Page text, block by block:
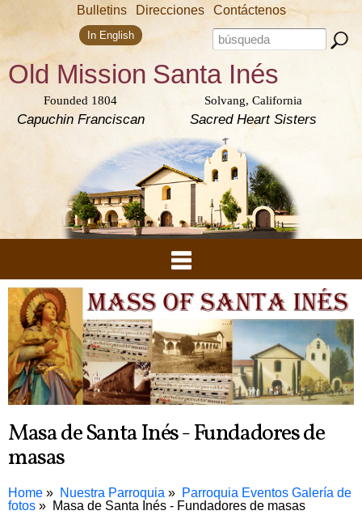
Skip to
content
Bulletins Direcciones Contáctenos
Search form
Search this site
In English
Old Mission
Founded 1804
Capuchin Franciscan
Santa Inés
Solvang, California
Sacred Heart Sisters
Masa de Santa Inés - Fundadores de
masas
Home Nuestra Parroquia
Parroquia Eventos Galería de
fotos
Masa de Santa Inés - Fundadores de masas